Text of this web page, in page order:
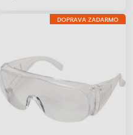
DOPRAVA ZADARMO